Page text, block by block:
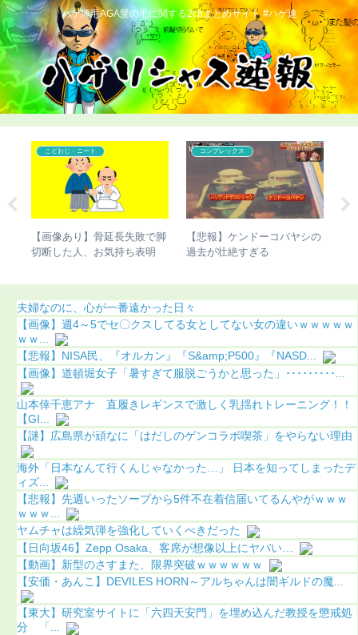
ハゲ薄毛AGA髪の毛に関する2chまとめサイト #ハゲ速
こどおじ・ニート
【画像あり】骨延長失敗で脚
切断した人、お気持ち表明
コンプレックス
【悲報】ケンドーコバヤシの
過去が壮絶すぎる
夫婦なのに、心が一番遠かった日々
【画像】週4～5でセ〇クスしてる女としてない女の違いｗｗｗｗｗ
ｗｗ...
【悲報】NISA民、『オルカン』『S&amp;P500』『NASD...
【画像】道頓堀女子「暑すぎて服脱ごうかと思った」･････････...
山本倖千恵アナ 直履きレギンスで激しく乳揺れトレーニング！！
【GI...
【謎】広島県が頑なに「はだしのゲンコラボ喫茶」をやらない理由
海外「日本なんて行くんじゃなかった…」 日本を知ってしまったデ
ィズ...
【悲報】先週いったソープから5件不在着信届いてるんやがｗｗｗ
ｗｗｗ...
ヤムチャは繰気弾を強化していくべきだった
【日向坂46】Zepp Osaka、客席が想像以上にヤバい…
【動画】新型のさすまた、限界突破ｗｗｗｗｗｗ
【安価・あんこ】DEVILES HORN～アルちゃんは闇ギルドの魔...
【東大】研究室サイトに「六四天安門」を埋め込んだ教授を懲戒処
分 「...